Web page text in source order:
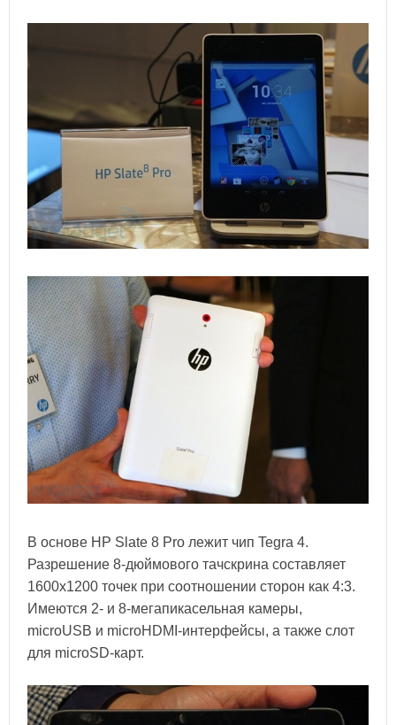
В основе HP Slate 8 Pro лежит чип Tegra 4.
Разрешение 8-дюймового тачскрина составляет
1600x1200 точек при соотношении сторон как 4:3.
Имеются 2- и 8-мегапикасельная камеры,
microUSB и microHDMI-интерфейсы, а также слот
для microSD-карт.